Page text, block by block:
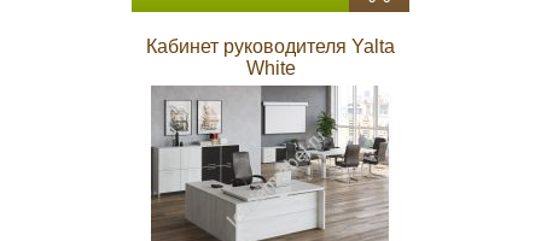
Кабинет руководителя Yalta
White